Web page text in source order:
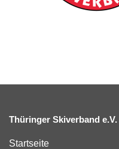
Thüringer Skiverband e.V.
Startseite